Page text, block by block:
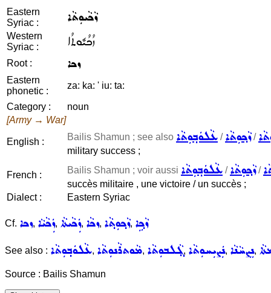
Eastern
Syriac :
ܙܵܟܵܝܘܼܬܵܐ
Western
Syriac :
ܙܳܟܳܝܽܘܬܳܐ
Root : ܙܟܐ
Eastern
phonetic :
za: ka: ' iu: ta:
Category :
noun
[Army → War]
English : Bailis Shamun ; see also ܥܵܠܘܿܒ݂ܘܼܬܵܐ /ܙܵܟ݂ܘܼܬܵܐ/
military success ;
French : Bailis Shamun ; voir aussi ܥܵܠܘܿܒ݂ܘܼܬܵܐ /ܙܵܟ݂ܘܼܬܵܐ/
succès militaire , une victoire / un succès ;
Dialect :
Eastern Syriac
Cf. ܙܟܐ, ܙܲܟܵܝܵܐ, ܙܲܟܵܝܬܵܐ, ܙܟܵܐ, ܙܵܟ݂ܘܼܬ݂ܵܐ, ܙܵܟ݂ܹܐ
See also : ܥܵܠܘܿܒ݂ܘܼܬܵܐ, ܡܵܘܬܪܵܢܘܼܬܵܐ, ܓ݂ܵܠܒܘܼܬܵܐ, ܢܲܨܝܼܚܘܼܬܵܐ, ܢܸܨܚܵܢܵܐ,
Source : Bailis Shamun